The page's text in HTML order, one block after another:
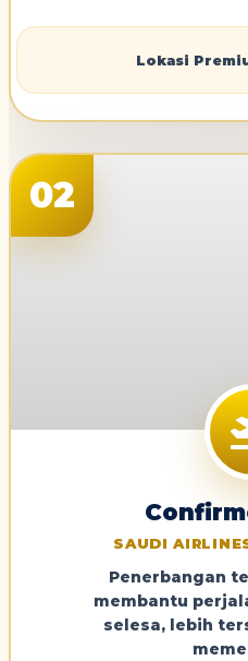
Lokasi
02
SAUDI
Penerbangan
membantu
selesa, lebih